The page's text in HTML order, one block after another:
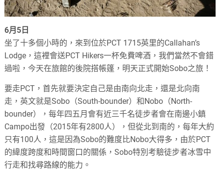
6月5日
坐了十多個小時的，來到位於PCT 1715英里的Callahan’s
Lodge，這裡會送PCT Hikers一杯免費啤酒，我們當然不會錯
過啦，今天在旅館的後院搭帳篷，明天正式開始Sobo之旅！
要走PCT，首先就要決定自己是由南向北走，還是北向南
走，英文就是Sobo（South-bounder）和Nobo（North-
bounder），每年四五月會有近三千名徒步者會在南邊小鎮
Campo出發（2015年有2800人），但從北到南的，每年大約
只有100人，這是因為Sobo的難度比Nobo大得多，由於PCT
的緯度跨度和時間窗口的關係，Sobo特別考驗徒步者冰雪中
行走和找尋路線的能力。